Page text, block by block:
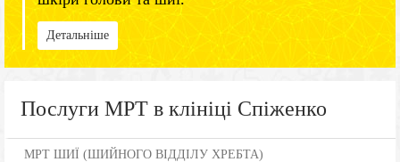
Детальніше
Послуги МРТ в клініці Спіженко
МРТ ШИЇ (ШИЙНОГО ВІДДІЛУ ХРЕБТА)